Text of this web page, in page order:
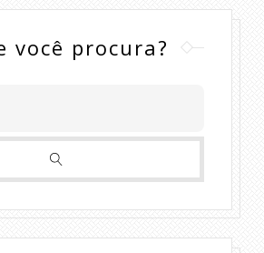
você procura?